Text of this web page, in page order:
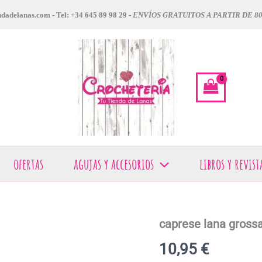
- Tel: +34 645 89 98 29 -ENVÍOS GRATUITOS A PARTIR DE
ofertas agujas y accesorios libros y
caprese lana
10,95 €
caprese
grossa
cantidad